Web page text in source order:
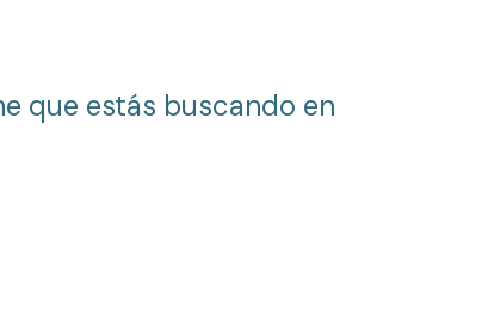
que estás buscando en